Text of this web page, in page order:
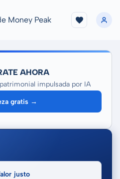
Money Peak
AHORA
impulsada por IA
gratis →
justo